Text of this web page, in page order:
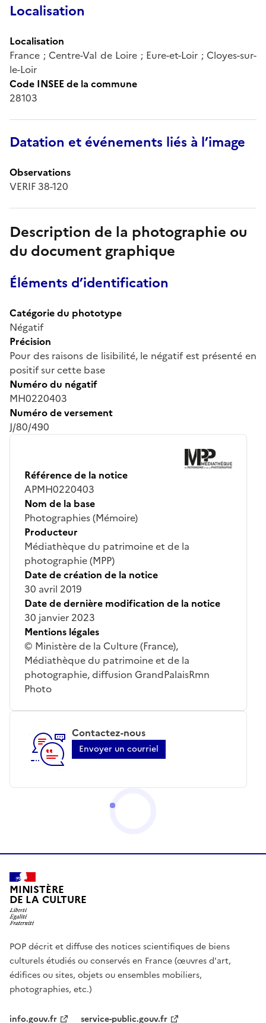
Localisation
Localisation
France ; Centre-Val de Loire ; Eure-et-Loir ; Cloyes-sur-
le-Loir
Code INSEE de la commune
28103
Datation et événements liés à l’image
Observations
VERIF 38-120
Description de la photographie ou
du document graphique
Éléments d’identification
Catégorie du phototype
Négatif
Précision
Pour des raisons de lisibilité, le négatif est présenté en
positif sur cette base
Numéro du négatif
MH0220403
Numéro de versement
J/80/490
Référence de la notice
APMH0220403
Nom de la base
Photographies (Mémoire)
Producteur
Médiathèque du patrimoine et de la
photographie (MPP)
Date de création de la notice
30 avril 2019
Date de dernière modification de la notice
30 janvier 2023
Mentions légales
© Ministère de la Culture (France),
Médiathèque du patrimoine et de la
photographie, diffusion GrandPalaisRmn
Photo
Contactez-nous
Envoyer un courriel
MINISTÈRE
DE LA CULTURE
POP décrit et diffuse des notices scientifiques de biens
culturels étudiés ou conservés en France (œuvres d'art,
édifices ou sites, objets ou ensembles mobiliers,
photographies, etc.)
info.gouv.fr service-public.gouv.fr